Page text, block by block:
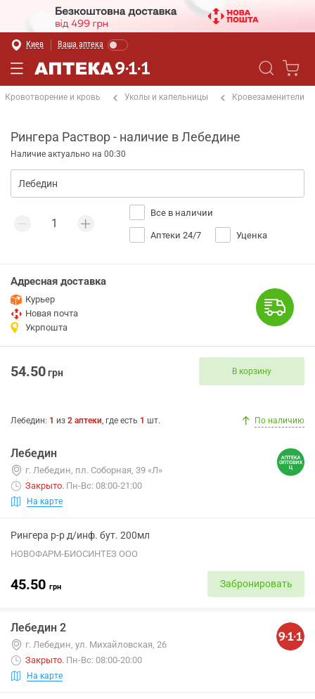
Киев Ваша аптека
Кровотворение и кровь Уколы и капельницы Кровезаменители
Рингера Раствор - наличие в Лебедине
Наличие актуально на 00:30
Все в наличии
Аптеки 24/7 Уценка
Адресная доставка
Курьер
Новая почта
Укрпошта
54.50грн В корзину
Лебедин: 1 из 2 аптеки, где есть 1 шт. По наличию
Лебедин
г. Лебедин, пл. Соборная, 39 «Л»
Закрыто. Пн-Вс: 08:00-21:00
На карте
Рингера р-р д/инф. бут. 200мл
НОВОФАРМ-БИОСИНТЕЗ ООО
45.50 грн Забронировать
Лебедин 2
г. Лебедин, ул. Михайловская, 26
Закрыто. Пн-Вс: 08:00-20:00
На карте